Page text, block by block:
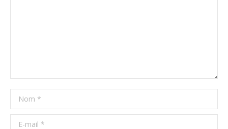
Nom *
E-mail *